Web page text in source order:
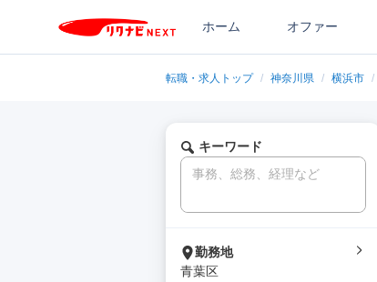
ホーム オファー
転職・求人トップ / 神奈川県 / 横浜市 /
キーワード
勤務地
青葉区